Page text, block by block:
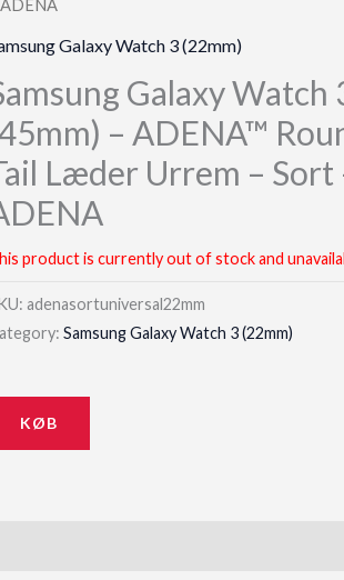
Galaxy Watch 3 (22mm)
Galaxy Watch
– ADENA™
Læder Urrem – Sort
product is currently out of stock and
adenasortuniversal22mm
Samsung Galaxy Watch 3 (22mm)
KØB